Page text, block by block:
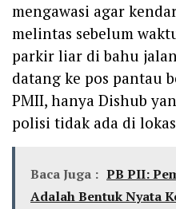
mengawasi agar
melintas sebelum
parkir liar di bahu
datang ke pos pantau
PMII, hanya Dishub
polisi tidak ada di
Baca Juga : PB PII:
Adalah Bentuk Nyata